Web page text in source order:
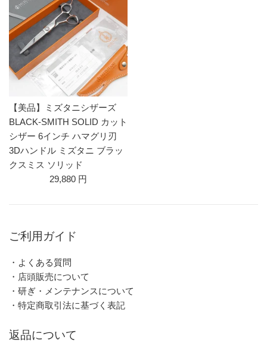
【美品】ミズタニシザーズ
BLACK-SMITH SOLID カット
シザー 6インチ ハマグリ刃
3Dハンドル ミズタニ ブラッ
クスミス ソリッド
29,880 円
ご利用ガイド
・よくある質問
・店頭販売について
・研ぎ・メンテナンスについて
・特定商取引法に基づく表記
返品について